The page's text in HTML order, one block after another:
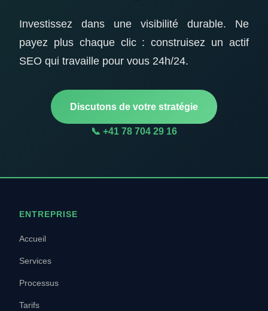
Investissez dans une visibilité durable. Ne
payez plus chaque clic : construisez un actif
SEO qui travaille pour vous 24h/24.
Discutons de votre stratégie
📞 +41 78 704 29 16
ENTREPRISE
Accueil
Services
Processus
Tarifs